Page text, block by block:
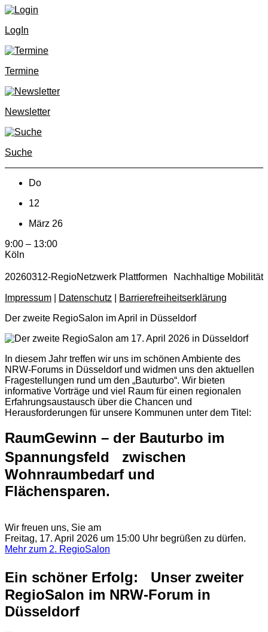
LogIn
Termine
Newsletter
Suche
Do
12
März 26
9:00 – 13:00
Köln
20260312-RegioNetzwerk Plattformen Nachhaltige Mobilität
Impressum Datenschutz
Barrierefreiheitserklärung
Der zweite RegioSalon im April in Düsseldorf
In diesem Jahr treffen wir uns im schönen Ambiente des
NRW-Forums in Düsseldorf und widmen uns den aktuellen
Fragestellungen rund um den „Bauturbo“. Wir bieten
informative Vorträge und viel Raum für einen regionalen
Erfahrungsaustausch über die Chancen und
Herausforderungen für unsere Kommunen unter dem Titel:
RaumGewinn – der Bauturbo im
Spannungsfeld zwischen
Wohnraumbedarf und
Flächensparen.
Wir freuen uns, Sie am
Freitag, 17. April 2026 um 15:00 Uhr begrüßen zu dürfen.
Mehr zum 2. RegioSalon
Ein schöner Erfolg: Unser zweiter
RegioSalon im NRW-Forum in
Düsseldorf